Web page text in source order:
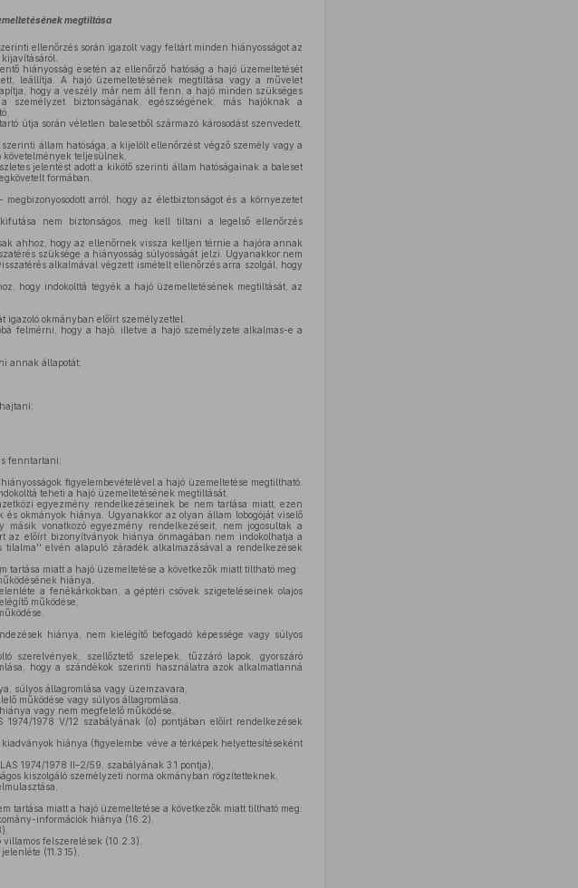
megtiltása
ellenőrzés során igazolt vagy feltárt minden hiányosságot az
hiányosság esetén az ellenőrző hatóság a hajó üzemeltetését
leállítja. A hajó üzemeltetésének megtiltása vagy a művelet
hogy a veszély már nem áll fenn, a hajó minden szükséges
biztonságának, egészségének, más hajóknak a
útja során véletlen balesetből származó károsodást szenvedett,
szerinti állam hatósága, a kijelölt ellenőrzést végző személy vagy a
teljesülnek,
jelentést adott a kikötő szerinti állam hatóságainak a baleset
formában,
arról, hogy az életbiztonságot és a környezetet
nem biztonságos, meg kell tiltani a legelső ellenőrzés
ahhoz, hogy az ellenőrnek vissza kelljen térnie a hajóra annak
szüksége a hiányosság súlyosságát jelzi. Ugyanakkor nem
alkalmával végzett ismételt ellenőrzés arra szolgál, hogy
hogy indokolttá tegyék a hajó üzemeltetésének megtiltását, az
okmányban előírt személyzettel.
felmérni, hogy a hajó, illetve a hajó személyzete alkalmas-e a
annak állapotát;
fenntartani;
figyelembevételével a hajó üzemeltetése megtiltható.
teheti a hajó üzemeltetésének megtiltását.
egyezmény rendelkezéseinek be nem tartása miatt, ezen
okmányok hiánya. Ugyanakkor az olyan állam lobogóját viselő
vonatkozó egyezmény rendelkezéseit, nem jogosultak a
előírt bizonyítványok hiánya önmagában nem indokolhatja a
tilalma'' elvén alapuló záradék alkalmazásával a rendelkezések
miatt a hajó üzemeltetése a következők miatt tiltható meg:
hiánya,
a fenékárkokban, a géptéri csövek szigeteléseinek olajos
működése,
hiánya, nem kielégítő befogadó képessége vagy súlyos
szerelvények, szellőztető szelepek, tűzzáró lapok, gyorszáró
hogy a szándékok szerinti használatra azok alkalmatlanná
súlyos állagromlása vagy üzemzavara,
működése vagy súlyos állagromlása,
vagy nem megfelelő működése,
1978 V/12 szabályának (o) pontjában előírt rendelkezések
hiánya (figyelembe véve a térképek helyettesítéseként
1974/1978 II–2/59. szabályának 3.1 pontja),
kiszolgáló személyzeti norma okmányban rögzítetteknek,
tartása miatt a hajó üzemeltetése a következők miatt tiltható meg:
információk hiánya (16.2),
felszerelések (10.2.3),
(11.3.15),